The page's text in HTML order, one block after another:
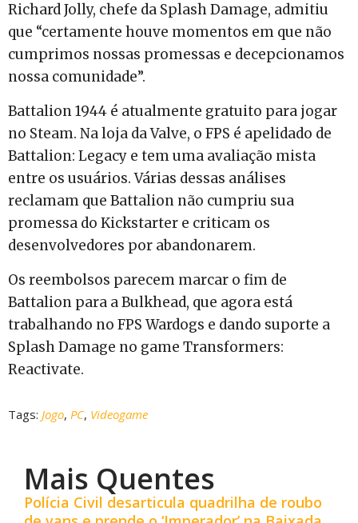
Richard Jolly, chefe da Splash Damage, admitiu
que “certamente houve momentos em que não
cumprimos nossas promessas e decepcionamos
nossa comunidade”.
Battalion 1944 é atualmente gratuito para jogar
no Steam. Na loja da Valve, o FPS é apelidado de
Battalion: Legacy e tem uma avaliação mista
entre os usuários. Várias dessas análises
reclamam que Battalion não cumpriu sua
promessa do Kickstarter e criticam os
desenvolvedores por abandonarem.
Os reembolsos parecem marcar o fim de
Battalion para a Bulkhead, que agora está
trabalhando no FPS Wardogs e dando suporte a
Splash Damage no game Transformers:
Reactivate.
Tags: Jogo, PC, Videogame
Mais Quentes
Polícia Civil desarticula quadrilha de roubo